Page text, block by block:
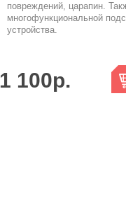
повреждений, царапин.
многофункциональной
устройства.
1 100р.